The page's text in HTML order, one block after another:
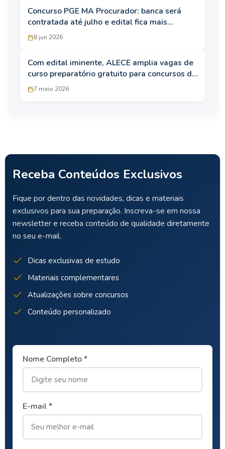
Concurso PGE MA Procurador: banca será
contratada até julho e edital fica mais
próximo
8 jun 2026
Com edital iminente, ALECE amplia vagas de
curso preparatório gratuito para concursos de
carreiras jurídicas
7 maio 2026
Receba Conteúdos Exclusivos
Fique por dentro das novidades, dicas e materiais
exclusivos para sua preparação. Inscreva-se em nossa
newsletter e receba conteúdo de qualidade diretamente
no seu e-mail.
Dicas exclusivas de estudo
Materiais complementares
Atualizações sobre concursos
Conteúdo personalizado
Nome Completo *
E-mail *